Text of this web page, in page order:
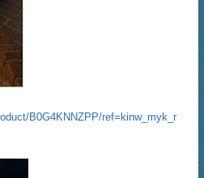
B0G4KNNZPP/ref=kinw_myk_r